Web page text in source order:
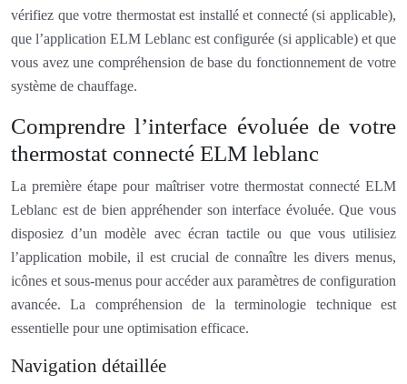
vérifiez que votre thermostat est installé et connecté (si applicable),
que l’application ELM Leblanc est configurée (si applicable) et que
vous avez une compréhension de base du fonctionnement de votre
système de chauffage.
Comprendre l’interface évoluée de votre
thermostat connecté ELM leblanc
La première étape pour maîtriser votre thermostat connecté ELM
Leblanc est de bien appréhender son interface évoluée. Que vous
disposiez d’un modèle avec écran tactile ou que vous utilisiez
l’application mobile, il est crucial de connaître les divers menus,
icônes et sous-menus pour accéder aux paramètres de configuration
avancée. La compréhension de la terminologie technique est
essentielle pour une optimisation efficace.
Navigation détaillée